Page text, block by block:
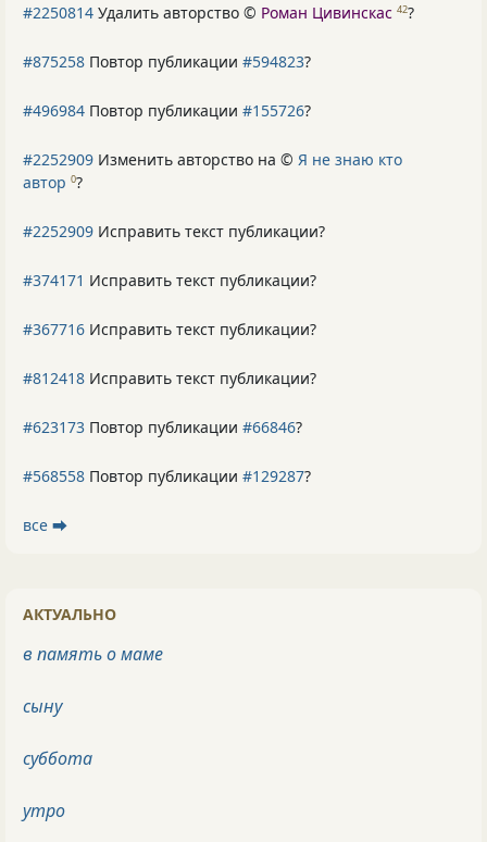
#2250814 Удалить авторство © Роман Цивинскас 42?
#875258 Повтор публикации #594823?
#496984 Повтор публикации #155726?
#2252909 Изменить авторство на © Я не знаю кто
автор 0?
#2252909 Исправить текст публикации?
#374171 Исправить текст публикации?
#367716 Исправить текст публикации?
#812418 Исправить текст публикации?
#623173 Повтор публикации #66846?
#568558 Повтор публикации #129287?
все ⮕
АКТУАЛЬНО
в память о маме
сыну
суббота
утро